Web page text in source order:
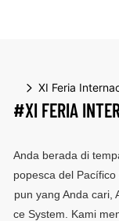
XI Feria
#XI FERIA
Anda berada di
popesca del
pun yang Anda cari,
ce System. Kami